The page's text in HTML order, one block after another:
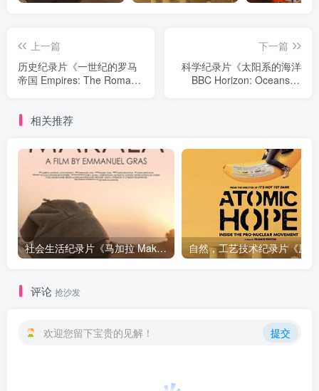
上一篇
历史纪录片《一世纪的罗马
帝国 Empires: The Roman
下一篇
科学纪录片《太阳系的海洋
BBC Horizon: Oceans of
相关推荐
社会生活纪录片《马加拉 Makala》下载
评论 抢沙发
欢迎您留下宝贵的见解！ 提交